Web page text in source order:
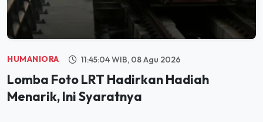
HUMANIORA 11:45:04 WIB, 08 Agu 2026
Lomba Foto LRT Hadirkan Hadiah
Menarik, Ini Syaratnya